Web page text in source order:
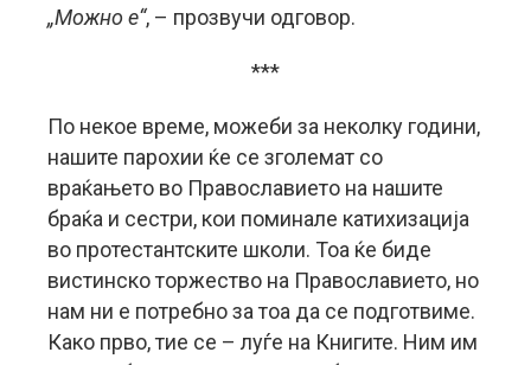
„Можно е“, – прозвучи одговор.
***
По некое време, можеби за неколку години,
нашите парохии ќе се зголемат со
враќањето во Православието на нашите
браќа и сестри, кои поминале катихизација
во протестантските школи. Тоа ќе биде
вистинско торжество на Православието, но
нам ни е потребно за тоа да се подготвиме.
Како прво, тие се – луѓе на Книгите. Ним им